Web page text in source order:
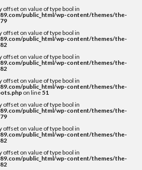
offset on value of type bool in
public_html/wp-content/themes/the-
79
offset on value of type bool in
public_html/wp-content/themes/the-
82
offset on value of type bool in
public_html/wp-content/themes/the-
82
offset on value of type bool in
public_html/wp-content/themes/the-
on line 51
offset on value of type bool in
public_html/wp-content/themes/the-
79
offset on value of type bool in
public_html/wp-content/themes/the-
82
offset on value of type bool in
public_html/wp-content/themes/the-
82